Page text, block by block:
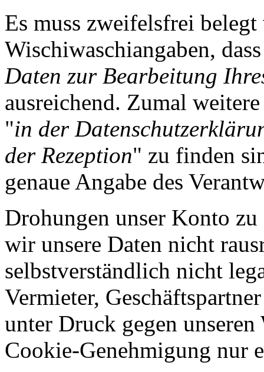
Es muss zweifelsfrei
Wischiwaschiangaben,
Daten zur Bearbeitung
ausreichend. Zumal
"in der
der Rezeption" zu finden
genaue Angabe des
Drohungen unser Konto
wir unsere Daten nicht
selbstverständlich nicht
Vermieter,
unter Druck gegen
Cookie-Genehmigung nur